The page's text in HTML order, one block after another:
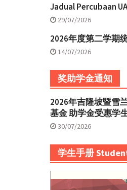
Jadual Percubaan
29/07/2026
2026年度第二学期
14/07/2026
奖助学金通知
2026年吉隆坡暨雪
基金 助学金受惠学
30/07/2026
学生手册